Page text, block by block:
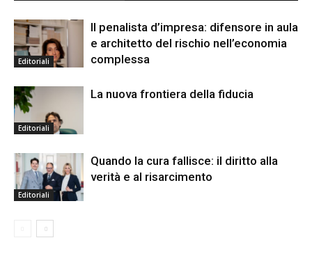
Editoriali
Il penalista d’impresa: difensore in aula
e architetto del rischio nell’economia
complessa
Editoriali
La nuova frontiera della fiducia
Editoriali
Quando la cura fallisce: il diritto alla
verità e al risarcimento